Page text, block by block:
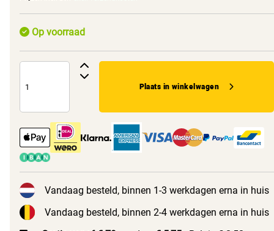
Op voorraad
Plaats in winkelwagen
Vandaag besteld, binnen 1-3 werkdagen erna in huis
Vandaag besteld, binnen 2-4 werkdagen erna in huis